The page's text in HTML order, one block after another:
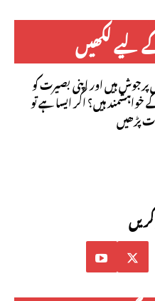
لیے لکھیں
ہیں اور اپنی بصیرت کو
ہیں؟ اگر ایسا ہے تو
پڑھیں
کریں